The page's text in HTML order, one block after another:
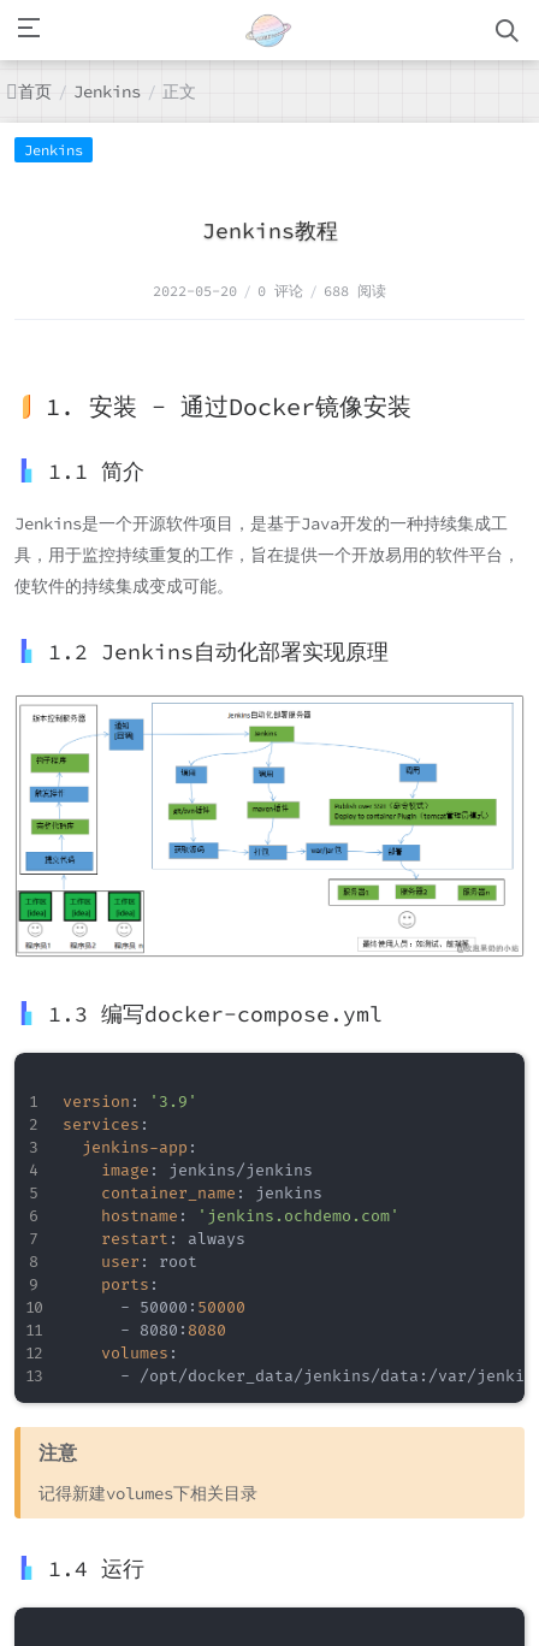
首页 / Jenkins / 正文
Jenkins
Jenkins教程
2022-05-20 / 0 评论 / 688 阅读
1. 安装 - 通过Docker镜像安装
1.1 简介
Jenkins是一个开源软件项目，是基于Java开发的一种持续集成工
具，用于监控持续重复的工作，旨在提供一个开放易用的软件平台，
使软件的持续集成变成可能。
1.2 Jenkins自动化部署实现原理
1.3 编写docker-compose.yml
version :
'3.9'
services :
jenkins-app :
image :
jenkins/jenkins
container_name :
jenkins
hostname :
'jenkins.ochdemo.com'
restart :
always
user :
root
ports :
- 50000 : 50000
- 8080 : 8080
volumes :
- /opt/docker_data/jenkins/data :
注意
记得新建volumes下相关目录
1.4 运行